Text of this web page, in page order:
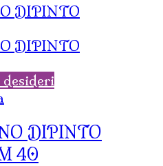
DIPINTO
40